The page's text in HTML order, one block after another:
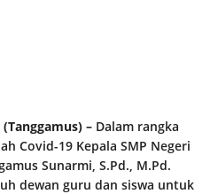
– Dalam rangka
Covid-19 Kepala SMP Negeri
Sunarmi, S.Pd., M.Pd.
dewan guru dan siswa untuk